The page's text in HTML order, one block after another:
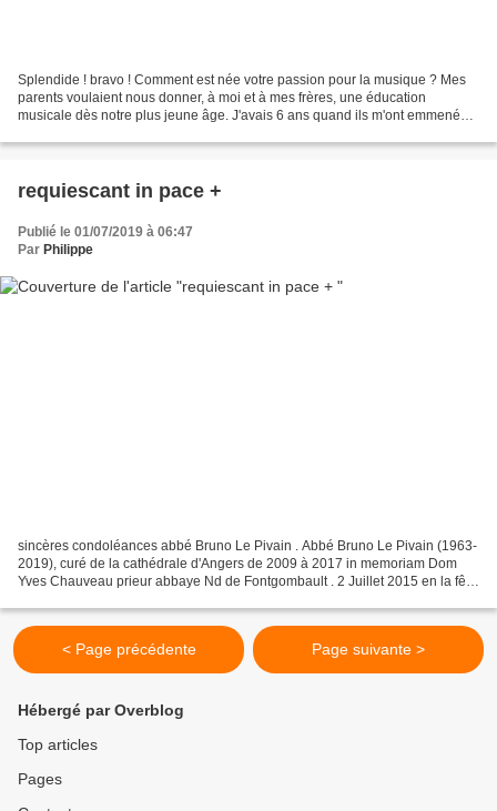
Splendide ! bravo ! Comment est née votre passion pour la musique ? Mes
parents voulaient nous donner, à moi et à mes frères, une éducation
musicale dès notre plus jeune âge. J'avais 6 ans quand ils m'ont emmené
requiescant in pace +
Publié le 01/07/2019 à 06:47
Par Philippe
sincères condoléances abbé Bruno Le Pivain . Abbé Bruno Le Pivain (1963-
2019), curé de la cathédrale d'Angers de 2009 à 2017 in memoriam Dom
Yves Chauveau prieur abbaye Nd de Fontgombault . 2 Juillet 2015 en la fête
< Page précédente Page suivante >
Hébergé par Overblog
Top articles
Pages